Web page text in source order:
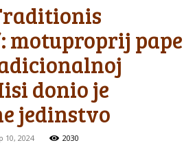
motuproprij pape
donio je
jedinstvo
10, 2024 2030